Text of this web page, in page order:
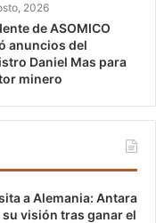
2026
de ASOMICO
anuncios del
Daniel Mas para
minero
a Alemania: Antara
visión tras ganar el